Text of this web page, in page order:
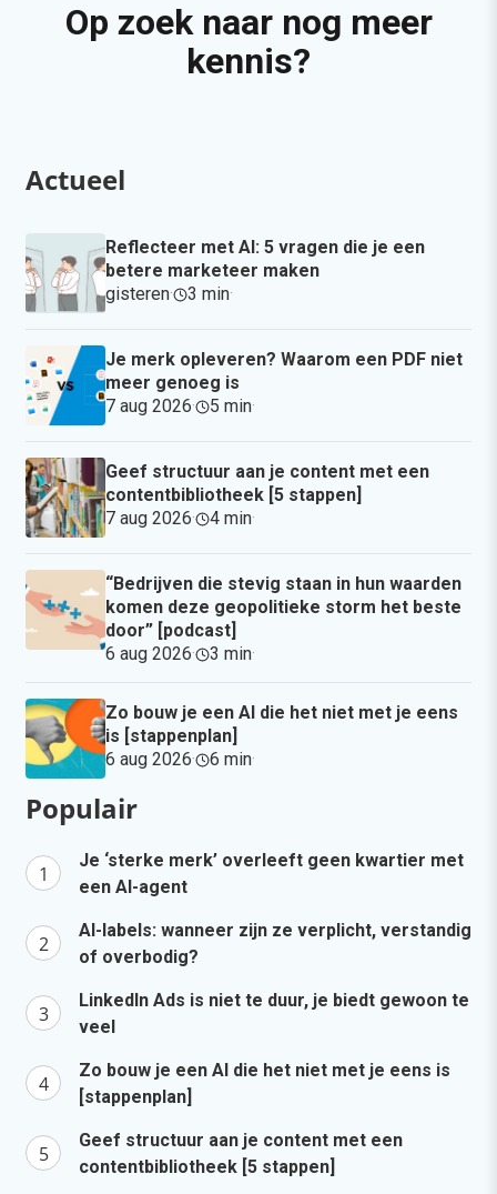
Op zoek naar nog meer
kennis?
Actueel
Reflecteer met AI: 5 vragen die je een
betere marketeer maken
gisteren· 3 min·
Je merk opleveren? Waarom een PDF niet
meer genoeg is
7 aug 2026· 5 min·
Geef structuur aan je content met een
contentbibliotheek [5 stappen]
7 aug 2026· 4 min·
“Bedrijven die stevig staan in hun waarden
komen deze geopolitieke storm het beste
door” [podcast]
6 aug 2026· 3 min·
Zo bouw je een AI die het niet met je eens
is [stappenplan]
6 aug 2026· 6 min·
Populair
Je ‘sterke merk’ overleeft geen kwartier met
een AI-agent
AI-labels: wanneer zijn ze verplicht, verstandig
of overbodig?
LinkedIn Ads is niet te duur, je biedt gewoon te
veel
Zo bouw je een AI die het niet met je eens is
[stappenplan]
Geef structuur aan je content met een
contentbibliotheek [5 stappen]